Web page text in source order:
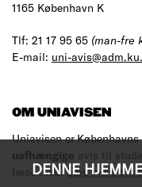
DENNE
1165 København K
Tlf: 21 17 95 65 (man-fre
E-mail: uni-
OM UNIAVISEN
Uniavisen er
uafhængige avis til
læse med.Læs mere om